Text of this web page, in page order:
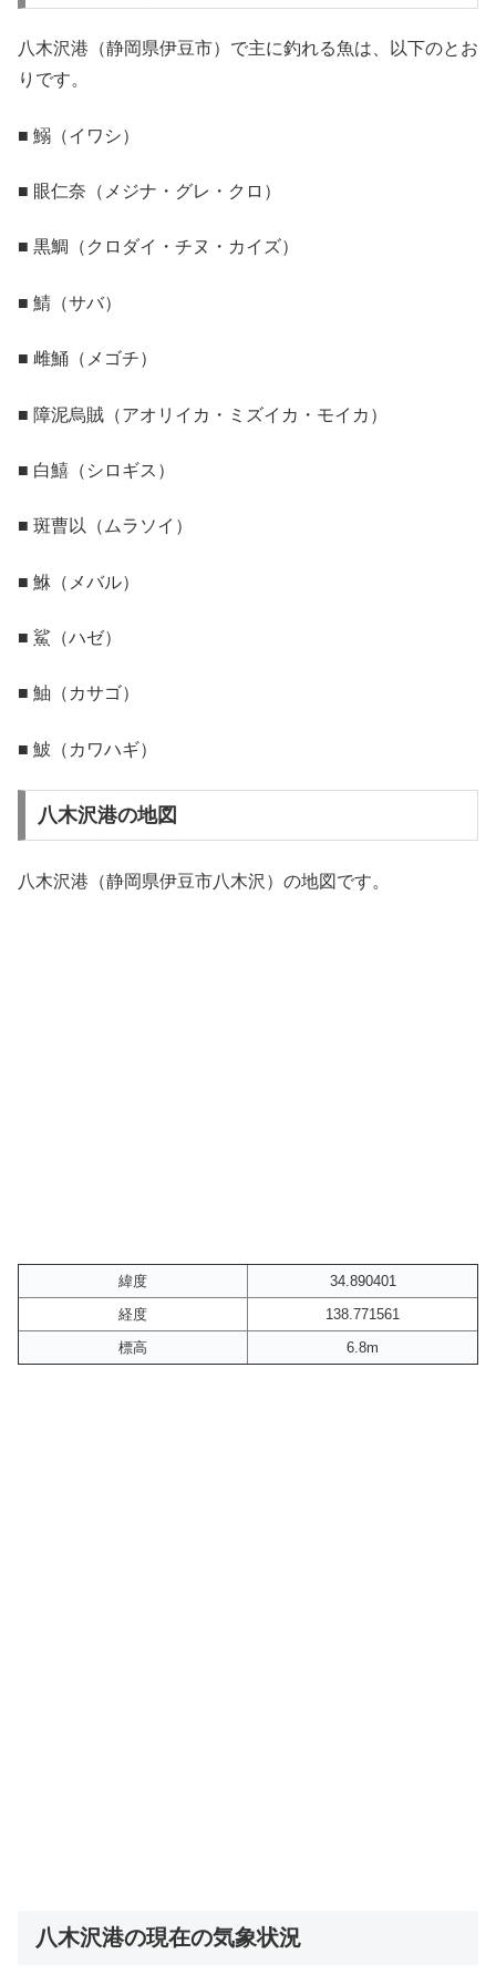
八木沢港（静岡県伊豆市）で主に釣れる魚は、以下のとお
りです。
■ 鰯（イワシ）
■ 眼仁奈（メジナ・グレ・クロ）
■ 黒鯛（クロダイ・チヌ・カイズ）
■ 鯖（サバ）
■ 雌鯒（メゴチ）
■ 障泥烏賊（アオリイカ・ミズイカ・モイカ）
■ 白鱚（シロギス）
■ 斑曹以（ムラソイ）
■ 鮴（メバル）
■ 鯊（ハゼ）
■ 鮋（カサゴ）
■ 鮍（カワハギ）
八木沢港の地図
八木沢港（静岡県伊豆市八木沢）の地図です。
緯度
34.890401
経度
138.771561
標高
6.8m
八木沢港の現在の気象状況